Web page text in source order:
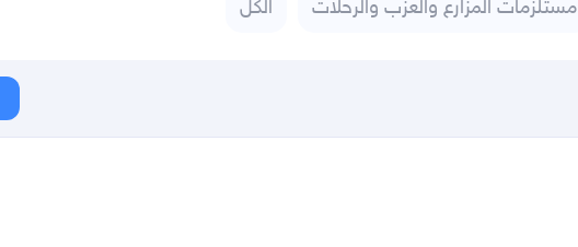
مستلزمات المزارع والعزب والرحلات الكل